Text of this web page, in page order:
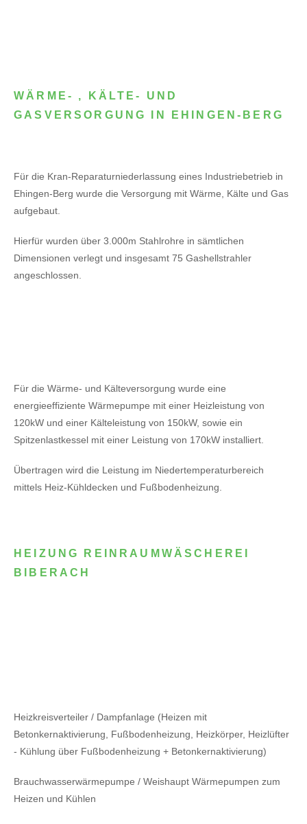
WÄRME- , KÄLTE- UND
GASVERSORGUNG IN EHINGEN-BERG
Für die Kran-Reparaturniederlassung eines Industriebetrieb in
Ehingen-Berg wurde die Versorgung mit Wärme, Kälte und Gas
aufgebaut.
Hierfür wurden über 3.000m Stahlrohre in sämtlichen
Dimensionen verlegt und insgesamt 75 Gashellstrahler
angeschlossen.
Für die Wärme- und Kälteversorgung wurde eine
energieeffiziente Wärmepumpe mit einer Heizleistung von
120kW und einer Kälteleistung von 150kW, sowie ein
Spitzenlastkessel mit einer Leistung von 170kW installiert.
Übertragen wird die Leistung im Niedertemperaturbereich
mittels Heiz-Kühldecken und Fußbodenheizung.
HEIZUNG REINRAUMWÄSCHEREI
BIBERACH
Heizkreisverteiler / Dampfanlage (Heizen mit
Betonkernaktivierung, Fußbodenheizung, Heizkörper, Heizlüfter
- Kühlung über Fußbodenheizung + Betonkernaktivierung)
Brauchwasserwärmepumpe / Weishaupt Wärmepumpen zum
Heizen und Kühlen